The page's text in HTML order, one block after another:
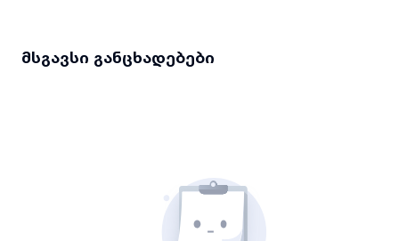
მსგავსი განცხადებები